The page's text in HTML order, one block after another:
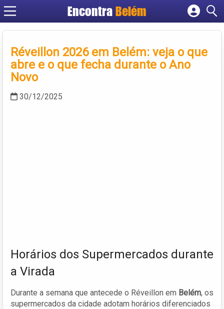
EncontraBelém
Cadastrar empresa
Criar conta
Réveillon 2026 em Belém: veja o que
abre e o que fecha durante o Ano
Novo
30/12/2025
Horários dos Supermercados durante
a Virada
Durante a semana que antecede o Réveillon em Belém, os
supermercados da cidade adotam horários diferenciados